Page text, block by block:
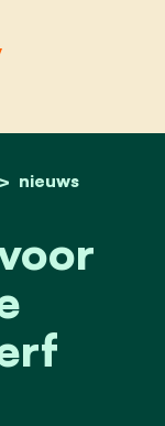
nieuws
voor